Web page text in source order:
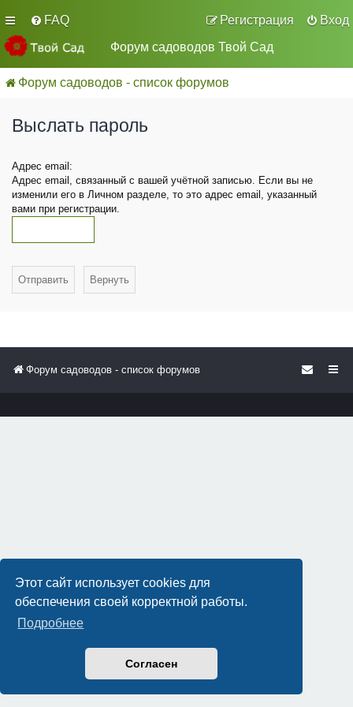
Этот сайт использует cookies для
обеспечения своей корректной работы.
Подробнее
Согласен
FAQ Вход
Регистрация
Форум садоводов Твой Сад
Форум садоводов - список форумов
Выслать пароль
Адрес email:
Адрес email, связанный с вашей учётной записью. Если вы не
изменили его в Личном разделе, то это адрес email, указанный
вами при регистрации.
Форум садоводов - список форумов